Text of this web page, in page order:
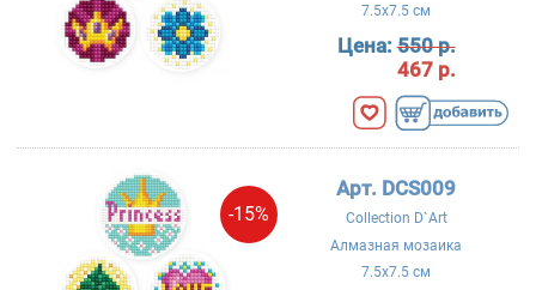
7.5x7.5 см
Цена:550 р.
467 р.
-15%
Арт. DCS009
Collection D`Art
Алмазная мозаика
7.5x7.5 см